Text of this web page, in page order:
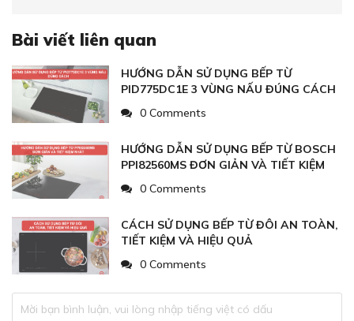
Bài viết liên quan
HƯỚNG DẪN SỬ DỤNG BẾP TỪ
PID775DC1E 3 VÙNG NẤU ĐÚNG CÁCH
0 Comments
HƯỚNG DẪN SỬ DỤNG BẾP TỪ BOSCH
PPI82560MS ĐƠN GIẢN VÀ TIẾT KIỆM
0 Comments
CÁCH SỬ DỤNG BẾP TỪ ĐÔI AN TOÀN,
TIẾT KIỆM VÀ HIỆU QUẢ
0 Comments